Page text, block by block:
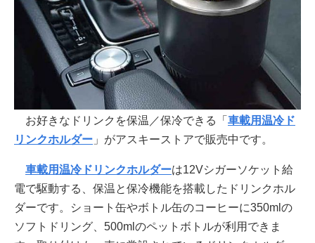
お好きなドリンクを保温／保冷できる「 車載用温冷ド
リンクホルダー 」がアスキーストアで販売中です。
車載用温冷ドリンクホルダーは12Vシガーソケット給
電で駆動する、保温と保冷機能を搭載したドリンクホル
ダーです。ショート缶やボトル缶のコーヒーに350mlの
ソフトドリング、500mlのペットボトルが利用できま